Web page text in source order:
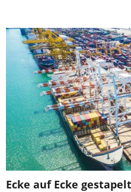
Ecke auf Ecke gestapelt